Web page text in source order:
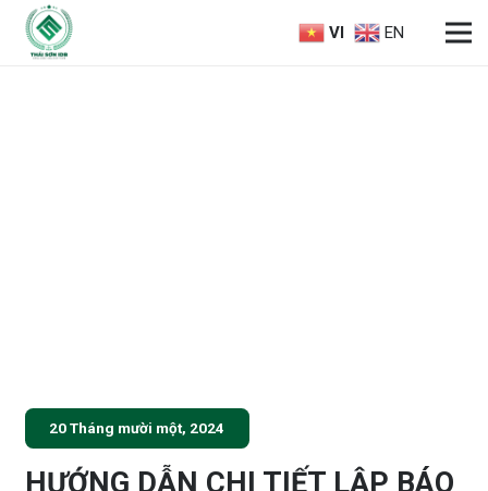
VI EN
20 Tháng mười một, 2024
HƯỚNG DẪN CHI TIẾT LẬP BÁO